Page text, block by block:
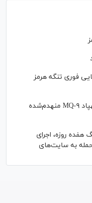
فوری تنگه هرمز
اولین تصاویر لاشه F-۱۵ آمریکا و پهپاد MQ-۹ منهدم‌شده
روزه، اجرای
حمله به سایت‌های